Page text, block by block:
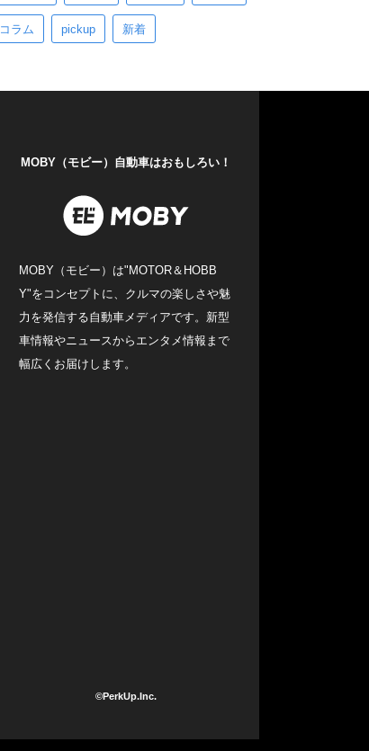
コラム pickup 新着
MOBY（モビー）自動車はおもしろい！
MOBY（モビー）は"MOTOR＆HOBB
Y"をコンセプトに、クルマの楽しさや魅
力を発信する自動車メディアです。新型
車情報やニュースからエンタメ情報まで
幅広くお届けします。
©PerkUp.Inc.